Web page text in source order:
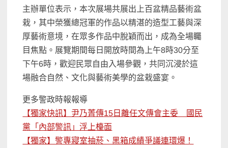
主辦單位表示，本次展場共展出上百盆精品藝術盆
栽，其中榮獲總冠軍的作品以精湛的造型工藝與深
厚藝術意境，在眾多作品中脫穎而出，成為全場矚
目焦點。展覽期間每日開放時間為上午8時30分至
下午6時，歡迎民眾自由入場參觀，共同沉浸於這
場融合自然、文化與藝術美學的盆栽盛宴。
更多警政時報報導
【獨家快訊】尹乃菁傳15日離任文傳會主委 國民
黨「內部警訊」浮上檯面
【獨家】警專寢室抽菸、黑箱成績爭議連環爆！